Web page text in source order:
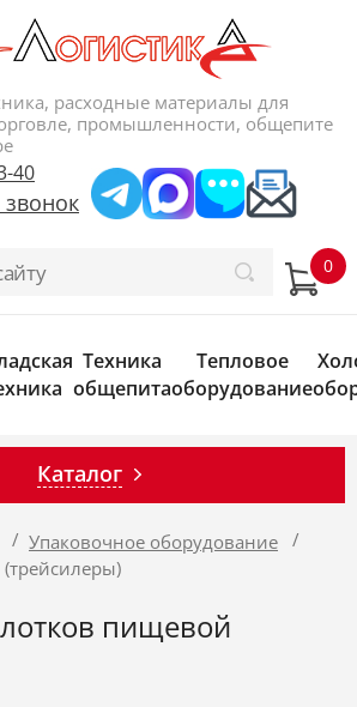
расходные материалы для
промышленности, общепите
40
Техника
общепита
Тепловое
оборудование
Каталог
/ Упаковочное оборудование /
пищевой